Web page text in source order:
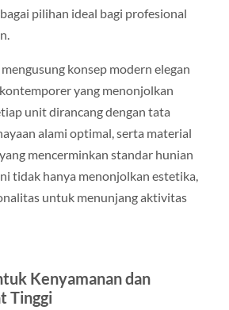
pilihan ideal bagi profesional
konsep modern elegan
yang menonjolkan
unit dirancang dengan tata
alami optimal, serta material
mencerminkan standar hunian
tidak hanya menonjolkan estetika,
untuk menunjang aktivitas
Kenyamanan dan
Tinggi